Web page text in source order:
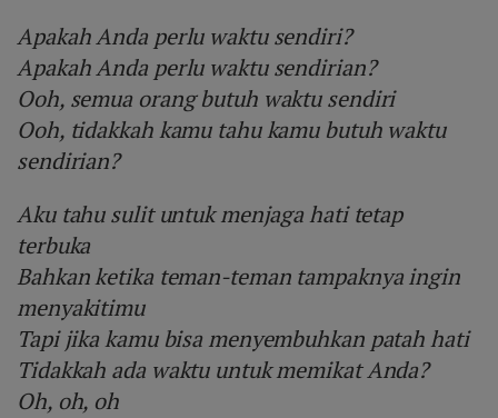
Apakah Anda perlu waktu sendiri?
Apakah Anda perlu waktu sendirian?
Ooh, semua orang butuh waktu sendiri
Ooh, tidakkah kamu tahu kamu butuh waktu
sendirian?
Aku tahu sulit untuk menjaga hati tetap
terbuka
Bahkan ketika teman-teman tampaknya ingin
menyakitimu
Tapi jika kamu bisa menyembuhkan patah hati
Tidakkah ada waktu untuk memikat Anda?
Oh, oh, oh